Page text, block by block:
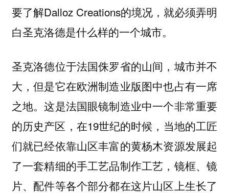
要了解Dalloz Creations的境况，就必须弄明
白圣克洛德是什么样的一个城市。
圣克洛德位于法国侏罗省的山间，城市并不
大，但是它在欧洲制造业版图中也占有一席
之地。这是法国眼镜制造业中一个非常重要
的历史产区，在19世纪的时候，当地的工匠
们就已经依靠山区丰富的黄杨木资源发展起
了一套精细的手工艺品制作工艺，镜框、镜
片、配件等各个部分都在这片山区上生长了